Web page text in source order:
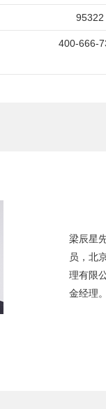
95322
400-666-
梁辰星
员，北
理有限
金经理